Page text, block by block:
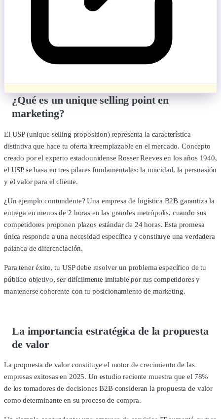
¿Qué es un unique selling point en
marketing?
El USP (unique selling proposition) representa la característica
distintiva que hace tu oferta irreemplazable en el mercado. Concepto
creado por el experto estadounidense Rosser Reeves en los años 1940,
el USP se basa en tres pilares fundamentales: la unicidad, la persuasión
y el valor para el cliente.
¿Un ejemplo contundente? Una empresa de logística B2B garantiza la
entrega en menos de 2 horas en las grandes metrópolis, cuando sus
competidores proponen plazos estándar de 24 horas. Esta promesa
única responde a una necesidad específica y constituye una verdadera
palanca de diferenciación.
Para tener éxito, tu USP debe resolver un problema específico de tu
público objetivo, ser difícilmente imitable por tus competidores y
mantenerse coherente con tu posicionamiento de marketing.
La importancia estratégica de la propuesta
de valor
La propuesta de valor constituye el motor de crecimiento de las
empresas exitosas en 2025. Un estudio reciente muestra que el 78%
de los tomadores de decisiones B2B consideran la propuesta de valor
como determinante en su proceso de compra.